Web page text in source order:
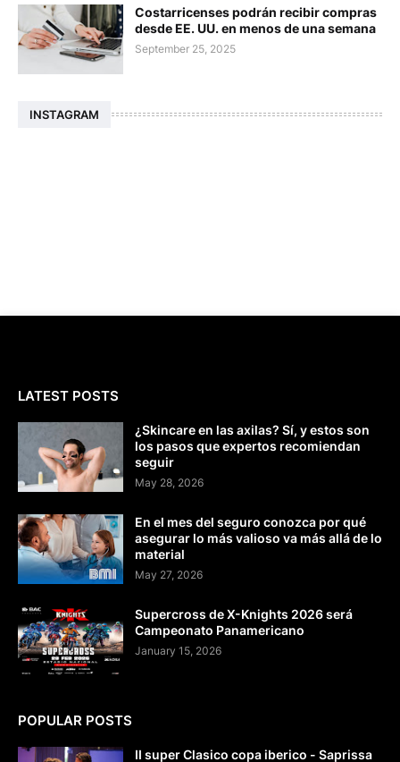
Costarricenses podrán recibir compras
desde EE. UU. en menos de una semana
September 25, 2025
INSTAGRAM
LATEST POSTS
¿Skincare en las axilas? Sí, y estos son
los pasos que expertos recomiendan
seguir
May 28, 2026
En el mes del seguro conozca por qué
asegurar lo más valioso va más allá de lo
material
May 27, 2026
Supercross de X-Knights 2026 será
Campeonato Panamericano
January 15, 2026
POPULAR POSTS
II super Clasico copa iberico - Saprissa